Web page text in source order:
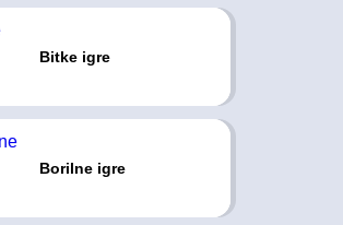
Bitke igre
Borilne igre